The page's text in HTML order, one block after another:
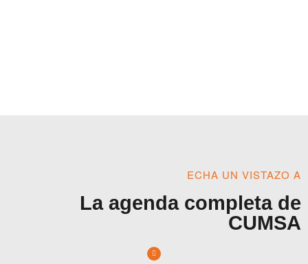
ECHA UN VISTAZO A
La agenda completa de
CUMSA